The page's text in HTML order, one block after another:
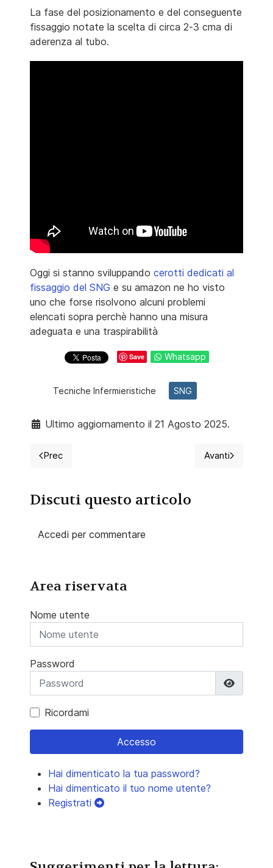
La fase del posizionamento e del conseguente
fissaggio notate la scelta di circa 2-3 cma di
aderenza al tubo.
Oggi si stanno sviluppando cerotti dedicati al
fissaggio del SNG e su amazon ne ho visto
uno che forse risolvono alcuni problemi
elencati sopra perchè hanno una misura
adeguata e una traspirabilità
Save Whatsapp
Tecniche Infermieristiche SNG
Ultimo aggiornamento il 21 Agosto 2025.
Articolo precedente: Risalita ematica nel CVC da
Prec Articolo
Avanti
Discuti questo articolo
Accedi per commentare
Area riservata
Nome utente
Password
Ricordami
Accesso
Hai dimenticato la tua password?
Hai dimenticato il tuo nome utente?
Registrati